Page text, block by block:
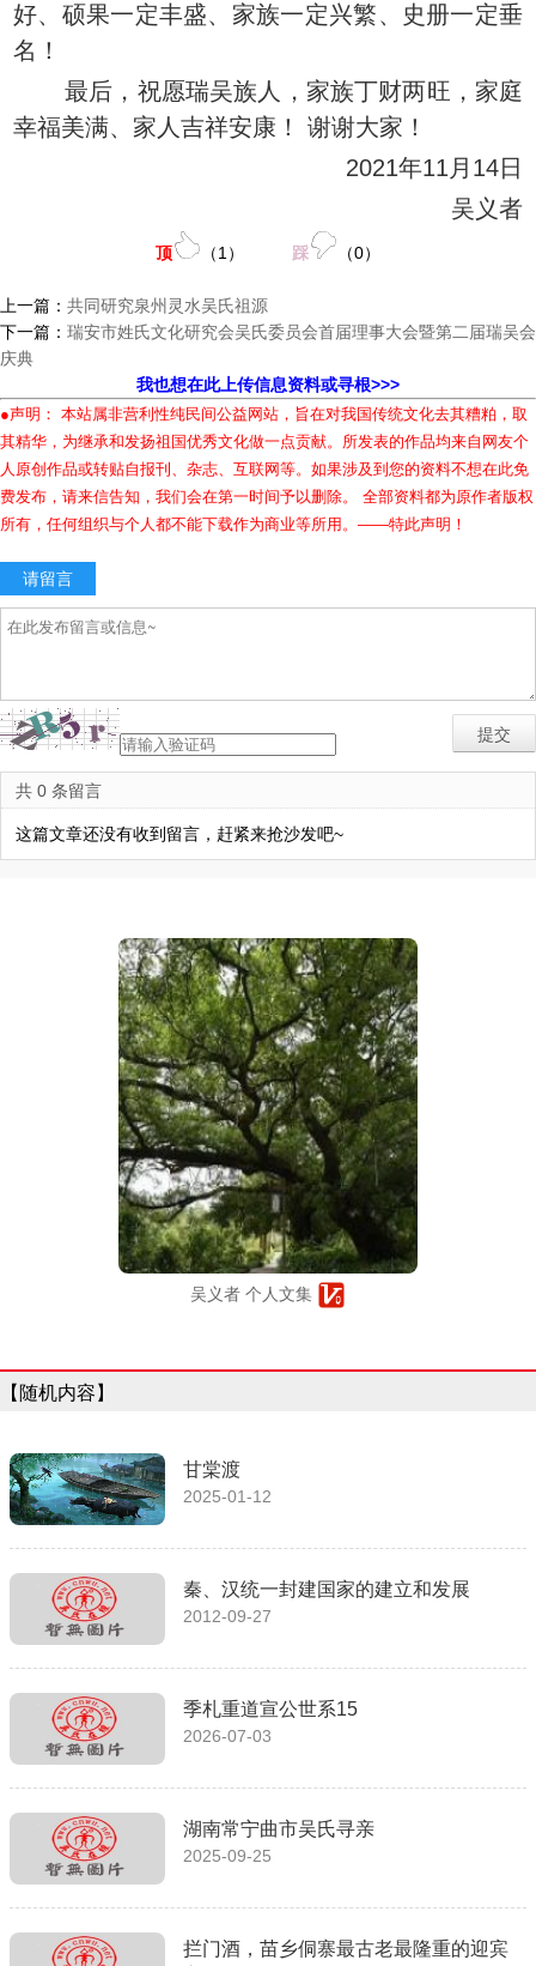
好、硕果一定丰盛、家族一定兴繁、史册一定垂
名！
最后，祝愿瑞吴族人，家族丁财两旺，家庭
幸福美满、家人吉祥安康！ 谢谢大家！
2021年11月14日
吴义者
顶 （1 ） 踩 （0）
上一篇： 共同研究泉州灵水吴氏祖源
下一篇： 瑞安市姓氏文化研究会吴氏委员会首届理事大会暨第二届瑞吴会
庆典
我也想在此上传信息资料或寻根>>>
●声明： 本站属非营利性纯民间公益网站，旨在对我国传统文化去其糟粕，取
其精华，为继承和发扬祖国优秀文化做一点贡献。所发表的作品均来自网友个
人原创作品或转贴自报刊、杂志、互联网等。如果涉及到您的资料不想在此免
费发布，请来信告知，我们会在第一时间予以删除。 全部资料都为原作者版权
所有，任何组织与个人都不能下载作为商业等所用。——特此声明！
请留言
共 0 条留言
这篇文章还没有收到留言，赶紧来抢沙发吧~
吴义者 个人文集
【随机内容】
甘棠渡
2025-01-12
秦、汉统一封建国家的建立和发展
2012-09-27
季札重道宣公世系15
2026-07-03
湖南常宁曲市吴氏寻亲
2025-09-25
拦门酒，苗乡侗寨最古老最隆重的迎宾